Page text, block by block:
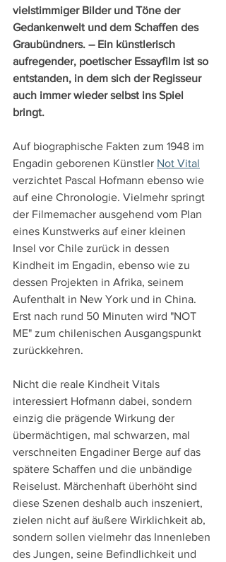
vielstimmiger Bilder und Töne der
Gedankenwelt und dem Schaffen des
Graubündners. – Ein künstlerisch
aufregender, poetischer Essayfilm ist so
entstanden, in dem sich der Regisseur
auch immer wieder selbst ins Spiel
bringt.
Auf biographische Fakten zum 1948 im
Engadin geborenen Künstler Not Vital
verzichtet Pascal Hofmann ebenso wie
auf eine Chronologie. Vielmehr springt
der Filmemacher ausgehend vom Plan
eines Kunstwerks auf einer kleinen
Insel vor Chile zurück in dessen
Kindheit im Engadin, ebenso wie zu
dessen Projekten in Afrika, seinem
Aufenthalt in New York und in China.
Erst nach rund 50 Minuten wird "NOT
ME" zum chilenischen Ausgangspunkt
zurückkehren.
Nicht die reale Kindheit Vitals
interessiert Hofmann dabei, sondern
einzig die prägende Wirkung der
übermächtigen, mal schwarzen, mal
verschneiten Engadiner Berge auf das
spätere Schaffen und die unbändige
Reiselust. Märchenhaft überhöht sind
diese Szenen deshalb auch inszeniert,
zielen nicht auf äußere Wirklichkeit ab,
sondern sollen vielmehr das Innenleben
des Jungen, seine Befindlichkeit und